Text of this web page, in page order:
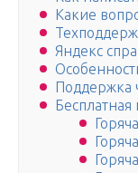
Какие
Яндекс
Поддержка